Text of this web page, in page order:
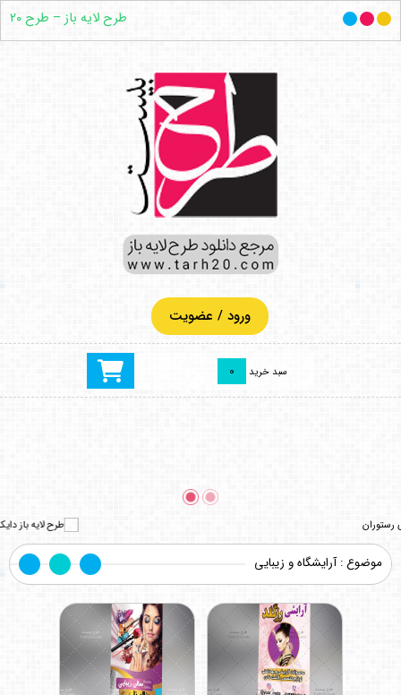
ورود / عضویت
سبد خرید 0
طرح لایه باز – طرح ۲۰
موضوع : آرایشگاه و زیبایی